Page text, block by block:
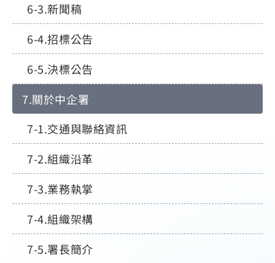
新聞稿
招標公告
決標公告
關於中企署
交通與聯絡資訊
組織沿革
業務執掌
組織架構
署長簡介